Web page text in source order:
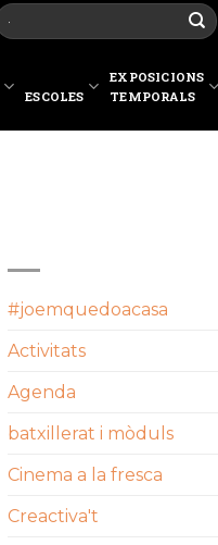
ESCOLES
EXPOSICIONS
TEMPORALS
#joemquedoacasa
Activitats
Agenda
batxillerat i mòduls
Cinema a la fresca
Creactiva't